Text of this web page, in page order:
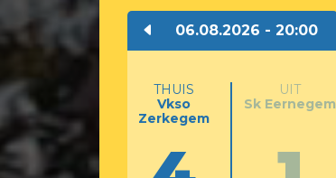
06.08.2026 - 20:00
THUIS
Vkso
Zerkegem
UIT
Sk Eernegem